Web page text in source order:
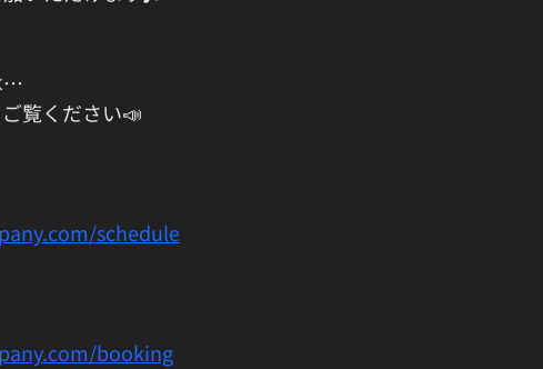
…
覧ください📣
schedule
booking